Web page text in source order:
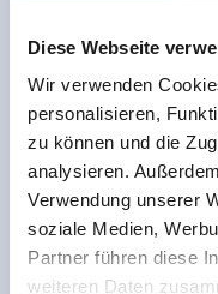
Diese Webseite
Wir verwenden
personalisieren,
zu können und die
analysieren.
Verwendung unserer
soziale Medien,
Partner führen diese
weiteren Daten